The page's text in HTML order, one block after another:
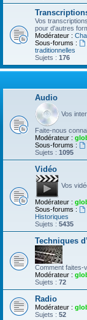
Vos
pour d'autres
Modérateur :
Sous-forums :
traditionnelles
Sujets : 176
Audio
Vos
Faite-nous
Modérateur :
Sous-forums :
Sujets : 1095
Vidéo
Vos
Modérateur :
Sous-forums :
Historiques
Sujets : 5435
Techniques
Comment faites-
Modérateur :
Sujets : 72
Radio
Modérateur :
Sujets : 52